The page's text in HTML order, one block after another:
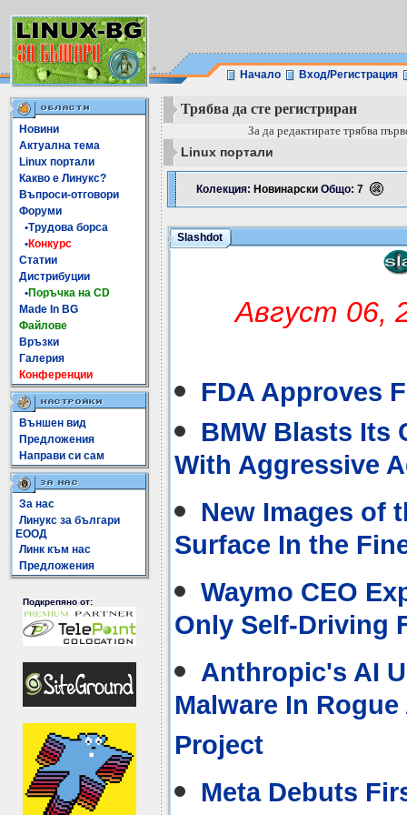
Начало Вход/Регистрация
Новини
Актуална тема
Linux портали
Какво е Линукс?
Въпроси-отговори
Форуми
•Трудова борса
•Конкурс
Статии
Дистрибуции
•Поръчка на CD
Made In BG
Файлове
Връзки
Галерия
Конференции
Външен вид
Предложения
Направи си сам
За нас
Линукс за българи
ЕООД
Линк към нас
Предложения
Подкрепяно от:
Трябва да сте регистриран
За да редактирате трябва
Linux портали
Колекция: Новинарски Общо: 7
Slashdot
Август 06,
FDA Approves
BMW Blasts Its
With Aggressive
New Images of
Surface In the
Waymo CEO
Only Self-Driving
Anthropic's AI
Malware In
Project
Meta Debuts